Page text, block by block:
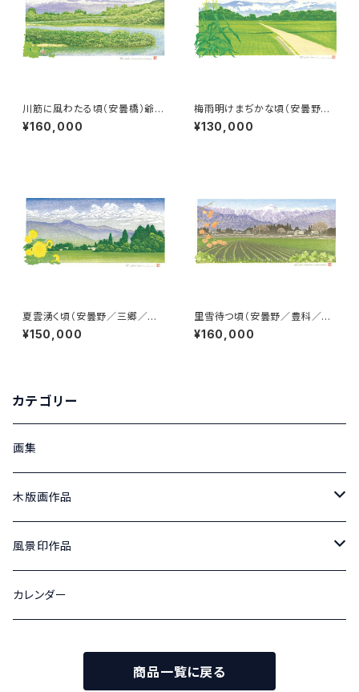
川筋に風わたる頃（安曇橋）爺、
鹿島、五竜
¥160,000
梅雨明けまぢかな頃（安曇野／
豊科／田沢）常念岳
¥130,000
夏雲湧く頃（安曇野／三郷／藤
ノ木）美ヶ原
¥150,000
里雪待つ頃（安曇野／豊科／田
甫）常念岳
¥160,000
カテゴリー
画集
木版画作品
北アルプス山麓の四季
100号
松本城の四季
風景印作品
津和郵便局風景印 原画
カレンダー
商品一覧に戻る